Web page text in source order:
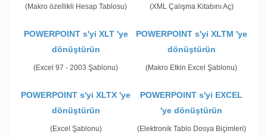
(Makro özellikli Hesap Tablosu) (XML Çalışma Kitabını Aç)
POWERPOINT s'yi XLT 'ye
dönüştürün
(Excel 97 - 2003 Şablonu)
POWERPOINT s'yi XLTM 'ye
dönüştürün
(Makro Etkin Excel Şablonu)
POWERPOINT s'yi XLTX 'ye
dönüştürün
(Excel Şablonu)
POWERPOINT s'yi EXCEL
'ye dönüştürün
(Elektronik Tablo Dosya Biçimleri)